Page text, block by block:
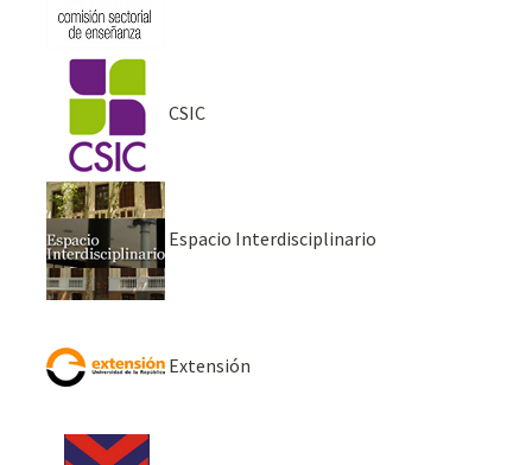
CSIC
Espacio Interdisciplinario
Extensión